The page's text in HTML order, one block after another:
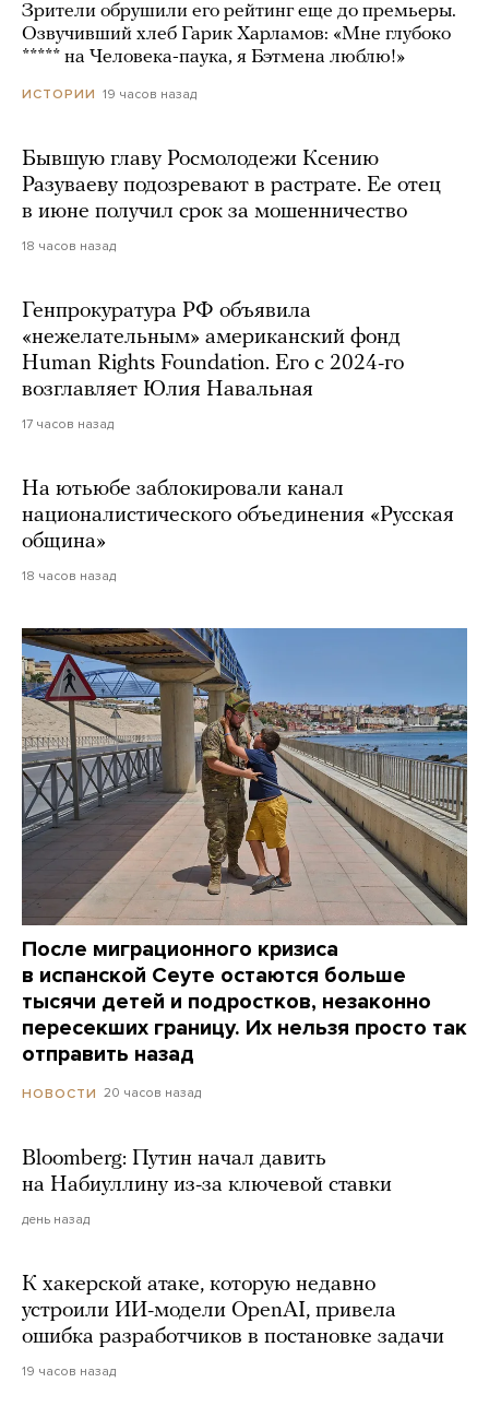
Зрители обрушили его рейтинг еще до премьеры.
Озвучивший хлеб Гарик Харламов: «Мне глубоко
***** на Человека-паука, я Бэтмена люблю!»
ИСТОРИИ 19 часов назад
Бывшую главу Росмолодежи Ксению
Разуваеву подозревают в растрате. Ее отец
в июне получил срок за мошенничество
18 часов назад
Генпрокуратура РФ объявила
«нежелательным» американский фонд
Human Rights Foundation. Его с 2024-го
возглавляет Юлия Навальная
17 часов назад
На ютьюбе заблокировали канал
националистического объединения «Русская
община»
18 часов назад
После миграционного кризиса
в испанской Сеуте остаются больше
тысячи детей и подростков, незаконно
пересекших границу. Их нельзя просто так
отправить назад
НОВОСТИ 20 часов назад
Bloomberg: Путин начал давить
на Набиуллину из-за ключевой ставки
день назад
К хакерской атаке, которую недавно
устроили ИИ-модели OpenAI, привела
ошибка разработчиков в постановке задачи
19 часов назад